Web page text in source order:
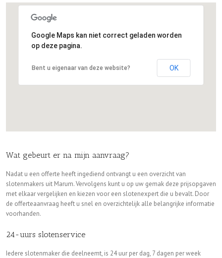
Google Maps kan niet correct geladen worden
op deze pagina.
Bent u eigenaar van deze website? OK
Wat gebeurt er na mijn aanvraag?
Nadat u een offerte heeft ingediend ontvangt u een overzicht van
slotenmakers uit Marum. Vervolgens kunt u op uw gemak deze prijsopgaven
met elkaar vergelijken en kiezen voor een slotenexpert die u bevalt. Door
de offerteaanvraag heeft u snel en overzichtelijk alle belangrijke informatie
voorhanden.
24-uurs slotenservice
Iedere slotenmaker die deelneemt, is 24 uur per dag, 7 dagen per week